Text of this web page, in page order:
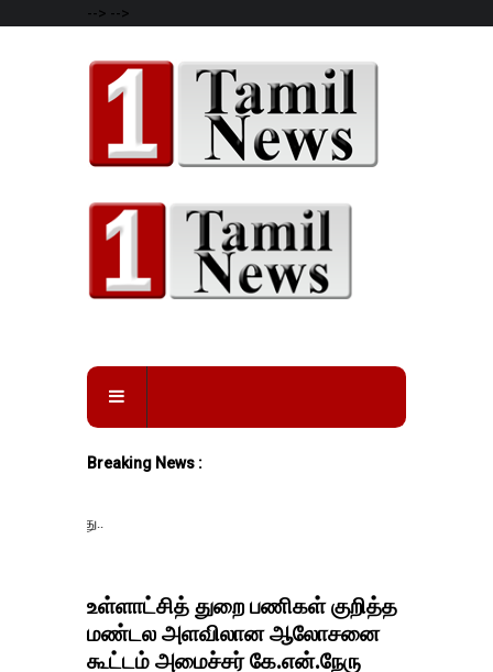
--> -->
Breaking News :
உள்ளாட்சித் துறை பணிகள் குறித்த
மண்டல அளவிலான ஆலோசனை
கூட்டம் அமைச்சர் கே.என்.நேரு